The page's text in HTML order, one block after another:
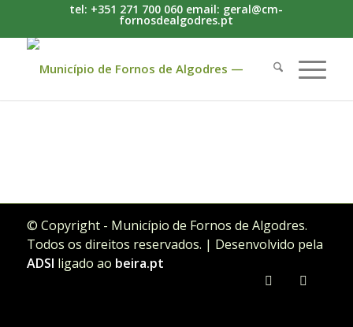
tel: +351 271 700 060 email: geral@cm-
fornosdealgodres.pt
© Copyright - Município de Fornos de Algodres.
Todos os direitos reservados. | Desenvolvido pela
ADSI ligado ao beira.pt